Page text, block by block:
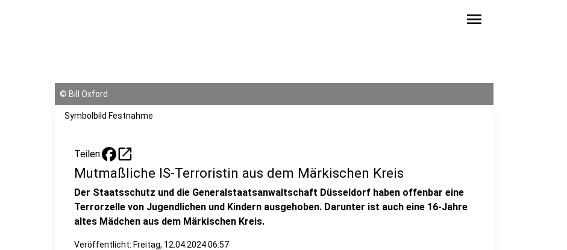
menu
© Bill Oxford
Symbolbild Festnahme
Teilen: open_in_new
Mutmaßliche IS-Terroristin aus dem Märkischen Kreis
Der Staatsschutz und die Generalstaatsanwaltschaft Düsseldorf haben offenbar eine
Terrorzelle von Jugendlichen und Kindern ausgehoben. Darunter ist auch eine 16-Jahre
altes Mädchen aus dem Märkischen Kreis.
Veröffentlicht: Freitag, 12.04.2024 06:57